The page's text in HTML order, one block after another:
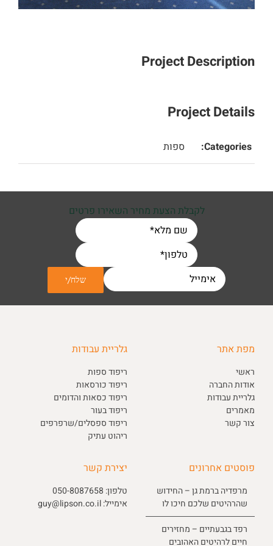
Project Description
Project Details
Categories: ספות
לקבלת הצעת מחיר השאירו פרטים
מפת אתר
ראשי
אודות החברה
גלריית עבודות
מאמרים
צור קשר
גלריית עבודות
ריפוד ספות
ריפוד כורסאות
ריפוד כסאות והדומים
ריפוד בעור
ריפוד ספסלים/שרפרפים
ריהוט עתיק
פוסטים אחרונים
מרפדיה ברמת גן – החידוש
שהרהיטים שלכם חיכו לו
רפד בגבעתיים – מחזירים
חיים לרהיטים האהובים
יצירת קשר
טלפון: 050-8087658
אימייל:guy@lipson.co.il